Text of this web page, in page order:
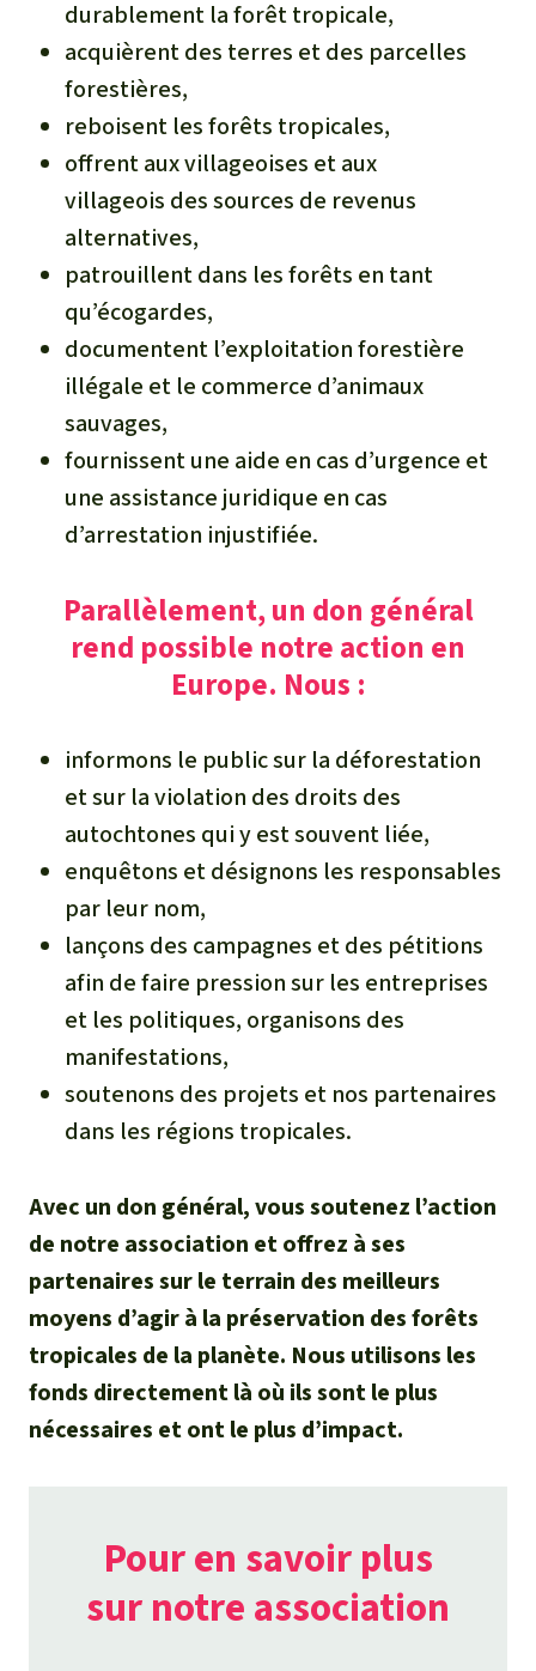
durablement la forêt tropicale,
acquièrent des terres et des parcelles
forestières,
reboisent les forêts tropicales,
offrent aux villageoises et aux
villageois des sources de revenus
alternatives,
patrouillent dans les forêts en tant
qu’écogardes,
documentent l’exploitation forestière
illégale et le commerce d’animaux
sauvages,
fournissent une aide en cas d’urgence et
une assistance juridique en cas
d’arrestation injustifiée.
Parallèlement, un don général
rend possible notre action en
Europe. Nous :
informons le public sur la déforestation
et sur la violation des droits des
autochtones qui y est souvent liée,
enquêtons et désignons les responsables
par leur nom,
lançons des campagnes et des pétitions
afin de faire pression sur les entreprises
et les politiques, organisons des
manifestations,
soutenons des projets et nos partenaires
dans les régions tropicales.
Avec un don général, vous soutenez l’action
de notre association et offrez à ses
partenaires sur le terrain des meilleurs
moyens d’agir à la préservation des forêts
tropicales de la planète. Nous utilisons les
fonds directement là où ils sont le plus
nécessaires et ont le plus d’impact.
Pour en savoir plus
sur notre association